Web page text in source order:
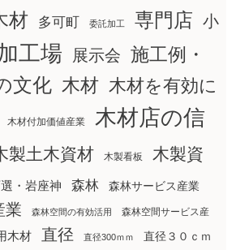
材 多可町 委託加工 専門店 小
工場 展示会 施工例・
文化 木材 木材を有効に
木材付加価値産業
木材店の信
製土木資材 木製看板
木製資
・岩座神 森林 森林サービス産業
業 森林空間の有効活用 森林空間サービス産
木材 直径 直径300ｍｍ 直径３０ｃｍ